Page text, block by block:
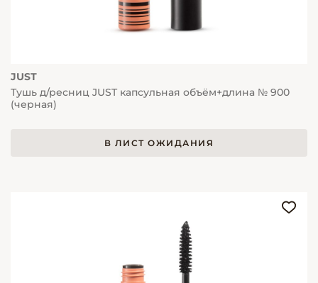
JUST
Тушь д/ресниц JUST капсульная объём+длина № 900
(черная)
В ЛИСТ ОЖИДАНИЯ